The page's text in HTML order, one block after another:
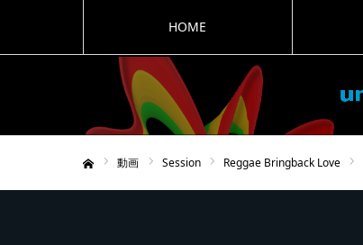
HOME
動画 Session Reggae Bringback Love